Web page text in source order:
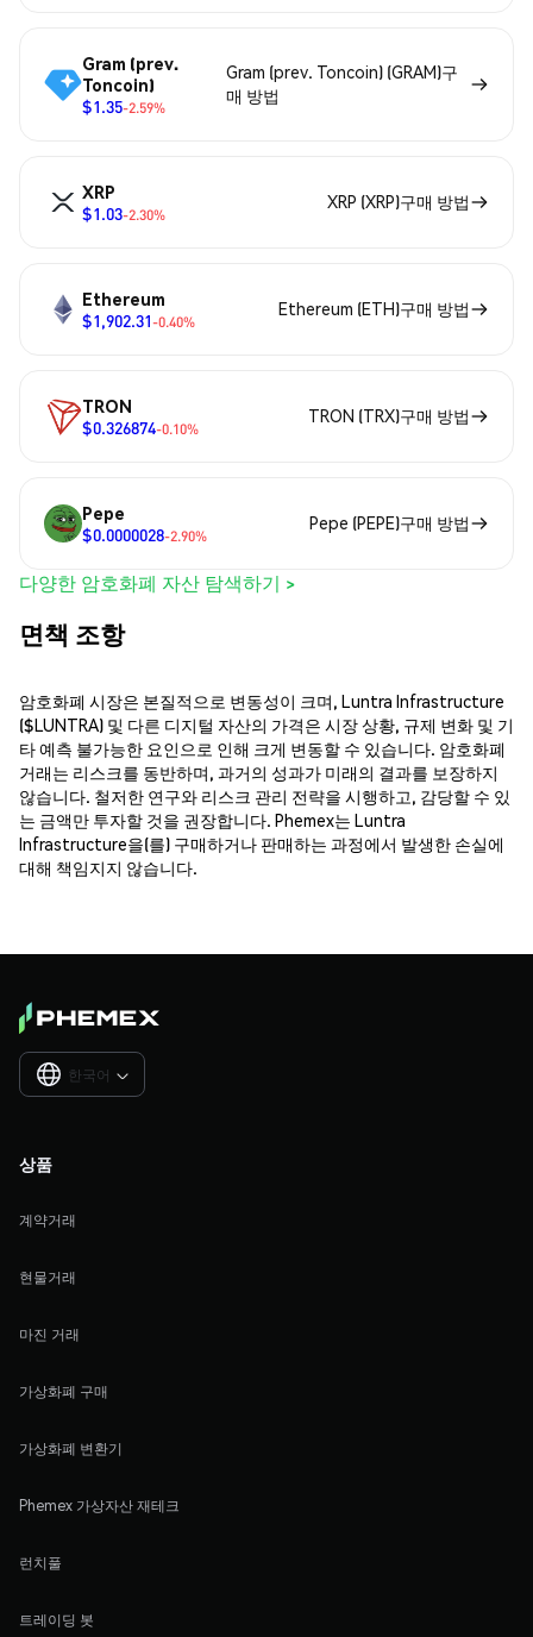
Gram (prev.
Toncoin)
$1.35-2.59%
Gram (prev. Toncoin) (GRAM)구
매 방법
XRP
$1.03-2.30%
XRP (XRP)구매 방법
Ethereum
$1,902.31-0.40%
Ethereum (ETH)구매 방법
TRON
$0.326874-0.10%
TRON (TRX)구매 방법
Pepe
$0.0000028-2.90%
Pepe (PEPE)구매 방법
다양한 암호화폐 자산 탐색하기 >
면책 조항
암호화폐 시장은 본질적으로 변동성이 크며, Luntra Infrastructure
($LUNTRA) 및 다른 디지털 자산의 가격은 시장 상황, 규제 변화 및 기
타 예측 불가능한 요인으로 인해 크게 변동할 수 있습니다. 암호화폐
거래는 리스크를 동반하며, 과거의 성과가 미래의 결과를 보장하지
않습니다. 철저한 연구와 리스크 관리 전략을 시행하고, 감당할 수 있
는 금액만 투자할 것을 권장합니다. Phemex는 Luntra
Infrastructure을(를) 구매하거나 판매하는 과정에서 발생한 손실에
대해 책임지지 않습니다.
한국어 
상품
계약거래
현물거래
마진 거래
가상화폐 구매
가상화폐 변환기
Phemex 가상자산 재테크
런치풀
트레이딩 봇